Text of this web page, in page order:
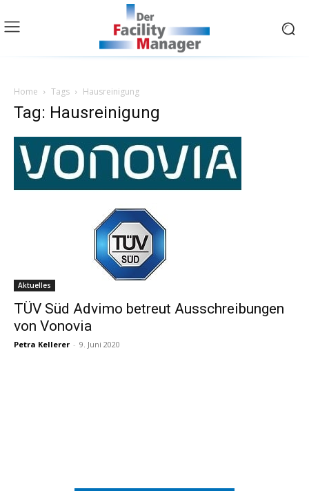
Home Tags Hausreinigung
Tag: Hausreinigung
Aktuelles
TÜV Süd Advimo betreut Ausschreibungen
von Vonovia
Petra Kellerer - 9. Juni 2020